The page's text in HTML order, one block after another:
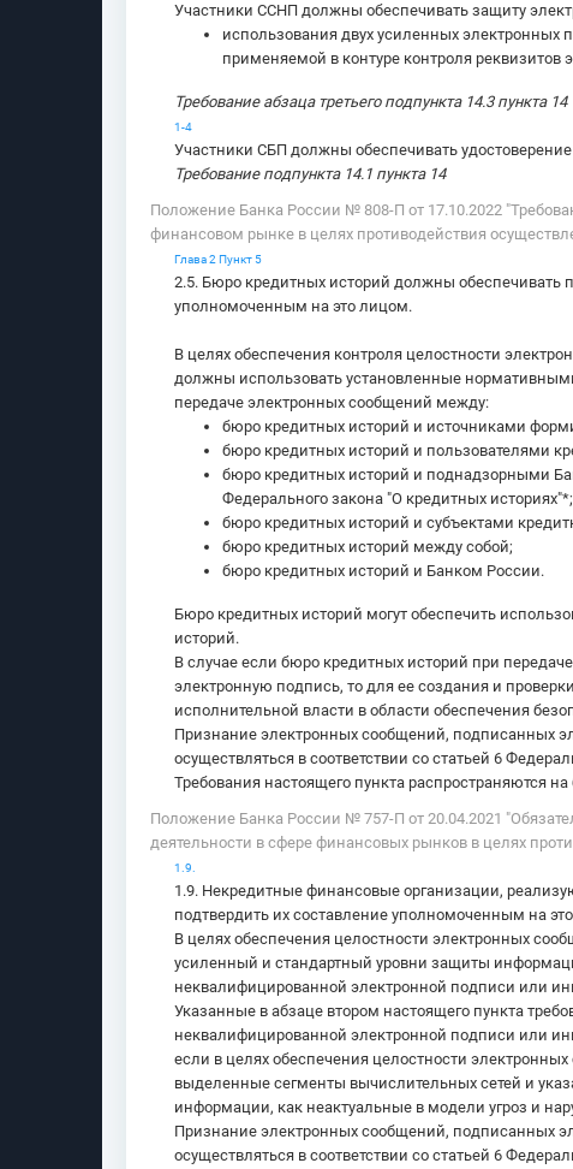
Участники ССНП должны обеспечивать защиту
использования двух усиленных
применяемой в контуре контроля
Требование абзаца третьего подпункта 14.3 пункта 14
1-4
Участники СБП должны обеспечивать
Требование подпункта 14.1 пункта 14
Положение Банка России № 808-П от 17.10.2022
финансовом рынке в целях противодействия
Глава 2 Пункт 5
2.5. Бюро кредитных историй должны обеспечивать
уполномоченным на это лицом.
В целях обеспечения контроля целостности
должны использовать установленные
передаче электронных сообщений между:
бюро кредитных историй и источниками
бюро кредитных историй и пользователями
бюро кредитных историй и поднадзорными
Федерального закона "О кредитных историях"*;
бюро кредитных историй и субъектами
бюро кредитных историй между собой;
бюро кредитных историй и Банком России.
Бюро кредитных историй могут обеспечить
историй.
В случае если бюро кредитных историй при
электронную подпись, то для ее создания и
исполнительной власти в области обеспечения
Признание электронных сообщений, подписанных
осуществляться в соответствии со статьей 6
Требования настоящего пункта распространяются
Положение Банка России № 757-П от 20.04.2021
деятельности в сфере финансовых рынков в целях
1.9.
1.9. Некредитные финансовые организации,
подтвердить их составление уполномоченным на
В целях обеспечения целостности электронных
усиленный и стандартный уровни защиты
неквалифицированной электронной подписи или
Указанные в абзаце втором настоящего пункта
неквалифицированной электронной подписи или
если в целях обеспечения целостности
выделенные сегменты вычислительных сетей и
информации, как неактуальные в модели угроз и
Признание электронных сообщений, подписанных
осуществляться в соответствии со статьей 6